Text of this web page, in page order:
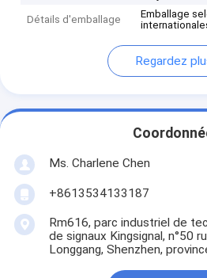
Détails d'emballage
Emballage
Regardez
Ms. Charlene Chen
+8613534133187
Rm616, parc industriel de
de signaux Kingsignal, n°50
Longgang, Shenzhen,